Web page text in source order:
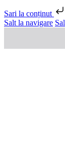
Sari la conținut
Salt la navigare